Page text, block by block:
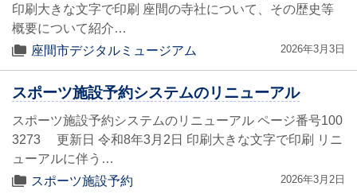
印刷大きな文字で印刷 座間の寺社について、その歴史等
概要について紹介…
座間市デジタルミュージアム
2026年3月3日
スポーツ施設予約システムのリニューアル
スポーツ施設予約システムのリニューアル ページ番号100
3273 更新日 令和8年3月2日 印刷大きな文字で印刷 リニ
ューアルに伴う…
スポーツ施設予約
2026年3月2日